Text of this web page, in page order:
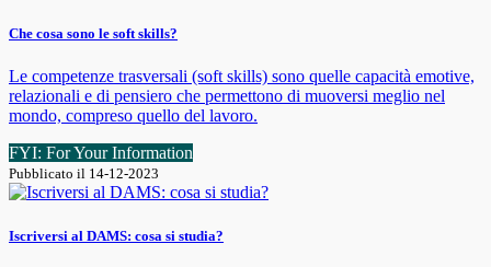
Che cosa sono le soft skills?
Le competenze trasversali (soft skills) sono quelle capacità emotive,
relazionali e di pensiero che permettono di muoversi meglio nel
mondo, compreso quello del lavoro.
FYI: For Your Information
Pubblicato il 14-12-2023
Iscriversi al DAMS: cosa si studia?